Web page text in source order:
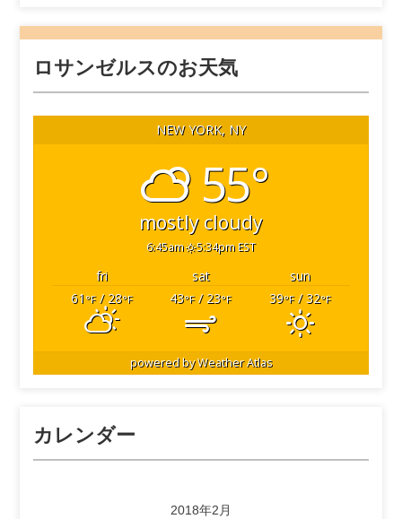
ロサンゼルスのお天気
NEW YORK, NY
55°
mostly cloudy
6:45am 5:34pm EST
fri sat
sun
61 °F/ 28°F 43°F/ 23°F 39°F/ 32°F
powered byWeather Atlas
カレンダー
2018年2月